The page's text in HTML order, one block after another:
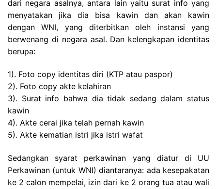
dari negara asalnya, antara lain yaitu surat info yang
menyatakan jika dia bisa kawin dan akan kawin
dengan WNI, yang diterbitkan oleh instansi yang
berwenang di negara asal. Dan kelengkapan identitas
berupa:
1). Foto copy identitas diri (KTP atau paspor)
2). Foto copy akte kelahiran
3). Surat info bahwa dia tidak sedang dalam status
kawin
4). Akte cerai jika telah pernah kawin
5). Akte kematian istri jika istri wafat
Sedangkan syarat perkawinan yang diatur di UU
Perkawinan (untuk WNI) diantaranya: ada kesepakatan
ke 2 calon mempelai, izin dari ke 2 orang tua atau wali